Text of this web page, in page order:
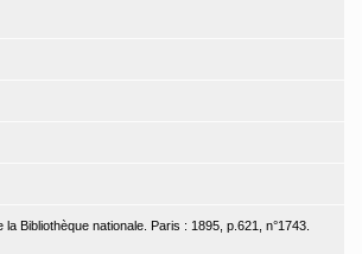
Bibliothèque nationale. Paris : 1895, p.621, n°1743.